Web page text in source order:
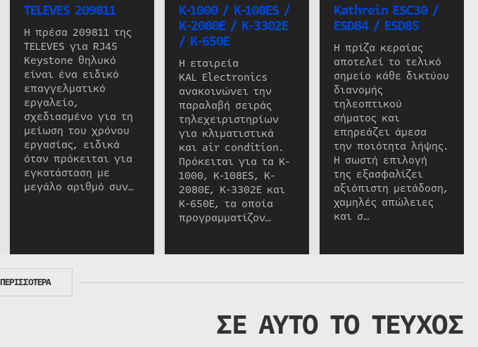
TELEVES 209811
Η πρέσα 209811 της
TELEVES για RJ45
Keystone θηλυκό
είναι ένα ειδικό
επαγγελματικό
εργαλείο,
σχεδιασμένο για τη
μείωση του χρόνου
εργασίας, ειδικά
όταν πρόκειται για
εγκατάσταση με
μεγάλο αριθμό συν…
K-1000 / K-108ES /
K-2080E / K-3302E
/ K-650E
Η εταιρεία
KAL Electronics
ανακοινώνει την
παραλαβή σειράς
τηλεχειριστηρίων
για κλιματιστικά
και air condition.
Πρόκειται για τα K-
1000, K-108ES, K-
2080E, K-3302E και
K-650E, τα οποία
προγραμματίζον…
Kathrein ESC30 /
ESD84 / ESD85
Η πρίζα κεραίας
αποτελεί το τελικό
σημείο κάθε δικτύου
διανομής
τηλεοπτικού
σήματος και
επηρεάζει άμεσα
την ποιότητα λήψης.
Η σωστή επιλογή
της εξασφαλίζει
αξιόπιστη μετάδοση,
χαμηλές απώλειες
και σ…
ΣΕ ΑΥΤΟ ΤΟ ΤΕΥΧΟΣ